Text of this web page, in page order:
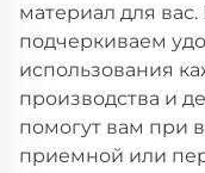
материал для
подчеркиваем
использования
производства и
помогут вам при
приемной или